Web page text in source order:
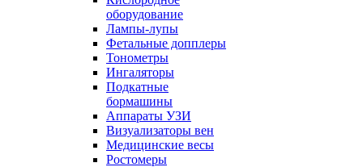
оборудование
Лампы-лупы
Фетальные допплеры
Тонометры
Ингаляторы
Подкатные
бормашины
Аппараты УЗИ
Визуализаторы вен
Медицинские весы
Ростомеры